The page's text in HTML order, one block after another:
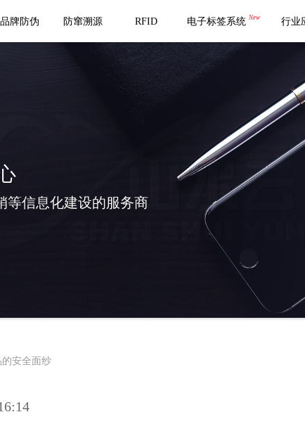
品牌防伪 防窜溯源 RFID 电子标签系统 New 行业
等信息化建设的服务商
安全面纱